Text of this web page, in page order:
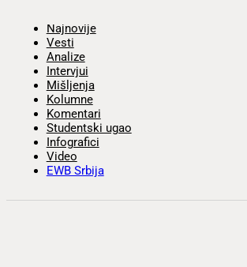
Najnovije
Vesti
Analize
Intervjui
Mišljenja
Kolumne
Komentari
Studentski ugao
Infografici
Video
EWB Srbija